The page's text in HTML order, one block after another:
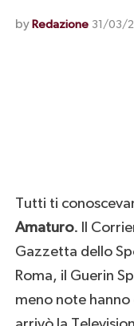
by Redazione 31/03/
Tutti ti
Amaturo. Il
Gazzetta dello
Roma, il Guerin
meno note